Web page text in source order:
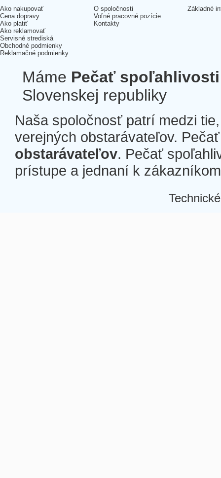
Ako nakupovať
Cena dopravy
Ako platiť
Ako reklamovať
Servisné strediská
Obchodné podmienky
Reklamačné podmienky
O spoločnosti
Voľné pracovné pozície
Kontakty
Základné
Máme Pečať spoľahlivosti
Slovenskej republiky
Naša spoločnosť patrí medzi
verejných obstarávateľov.
obstarávateľov. Pečať
prístupe a jednaní k